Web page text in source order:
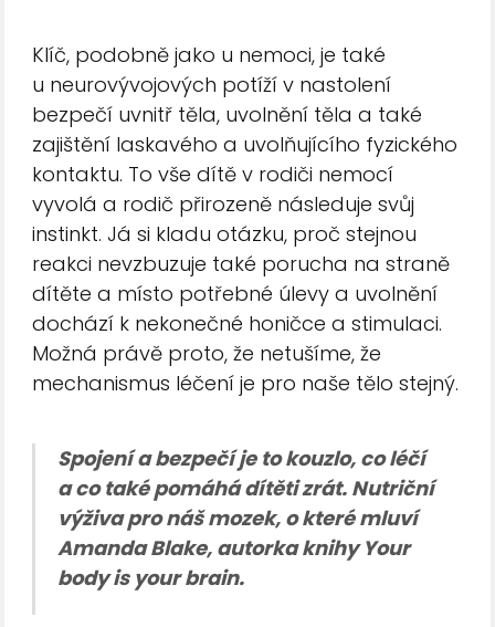
Klíč, podobně jako u nemoci, je také
u neurovývojových potíží v nastolení
bezpečí uvnitř těla, uvolnění těla a také
zajištění laskavého a uvolňujícího fyzického
kontaktu. To vše dítě v rodiči nemocí
vyvolá a rodič přirozeně následuje svůj
instinkt. Já si kladu otázku, proč stejnou
reakci nevzbuzuje také porucha na straně
dítěte a místo potřebné úlevy a uvolnění
dochází k nekonečné honičce a stimulaci.
Možná právě proto, že netušíme, že
mechanismus léčení je pro naše tělo stejný.
Spojení a bezpečí je to kouzlo, co léčí
a co také pomáhá dítěti zrát. Nutriční
výživa pro náš mozek, o které mluví
Amanda Blake, autorka knihy Your
body is your brain.